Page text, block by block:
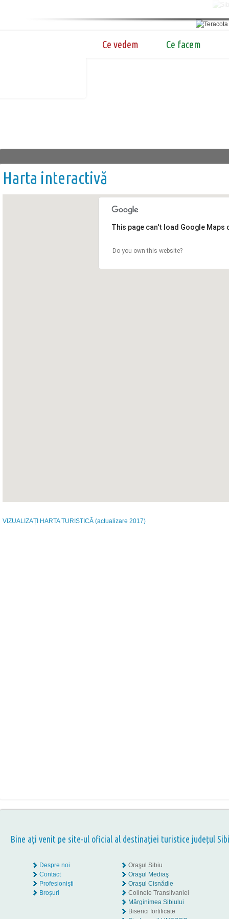
Ce vedem Ce facem
Harta interactivă
This page can't load Google Maps
Do you own this website?
VIZUALIZAȚI HARTA TURISTICĂ (actualizare 2017)
Bine aţi venit pe site-ul oficial al destinației turistice județul
Despre noi
Contact
Profesionişti
Broşuri
Oraşul Sibiu
Oraşul Mediaş
Oraşul Cisnădie
Colinele Transilvaniei
Mărginimea Sibiului
Biserici fortificate